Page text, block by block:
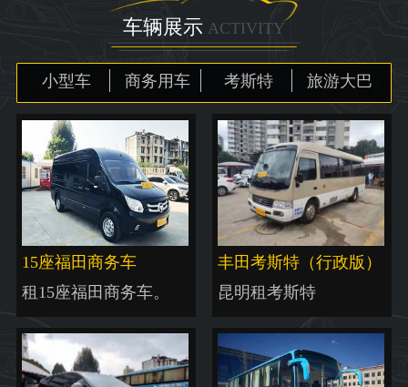
荣誉资质
联系我们
车辆展示 ACTIVITY
小型车 商务用车 考斯特 旅游大巴
15座福田商务车
租15座福田商务车。
丰田考斯特（行政版）
昆明租考斯特